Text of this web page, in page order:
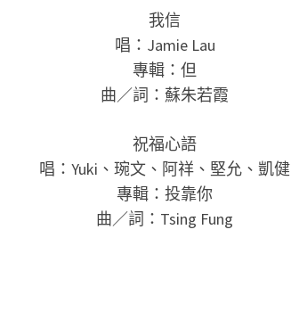
我信
唱：Jamie Lau
專輯：但
曲／詞：蘇朱若霞
祝福心語
唱：Yuki、琬文、阿祥、堅允、凱健
專輯：投靠你
曲／詞：Tsing Fung